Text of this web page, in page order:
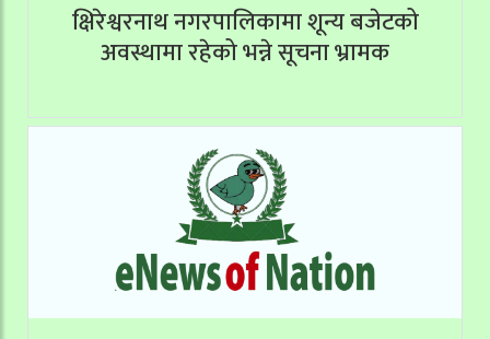
क्षिरेश्वरनाथ नगरपालिकामा शून्य बजेटको
अवस्थामा रहेको भन्ने सूचना भ्रामक